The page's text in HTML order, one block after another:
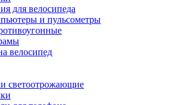
для велосипеда
и пульсометры
велосипед
светоотрожающие